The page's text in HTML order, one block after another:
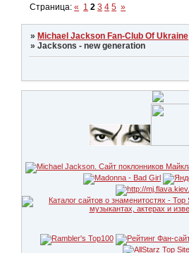
Страница:« 1 2 3 4 5 »
» Michael Jackson Fan-Club Of Ukraine
»Jacksons - new generation